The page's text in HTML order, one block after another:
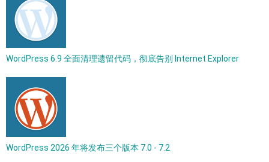
WordPress 6.9 全面清理遗留代码，彻底告别 Internet Explorer
WordPress 2026 年将发布三个版本 7.0 - 7.2